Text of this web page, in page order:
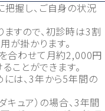
握し、ご自身の状況
すので、初診時は3割
掛かります。
合わせて月約2,000円
ことができます。
は、3年から5年間の
キュア）の場合、3年間